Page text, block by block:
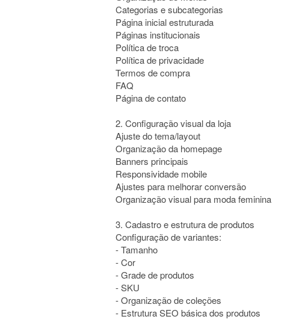
Categorias e subcategorias
Página inicial estruturada
Páginas institucionais
Política de troca
Política de privacidade
Termos de compra
FAQ
Página de contato
2. Configuração visual da loja
Ajuste do tema/layout
Organização da homepage
Banners principais
Responsividade mobile
Ajustes para melhorar conversão
Organização visual para moda feminina
3. Cadastro e estrutura de produtos
Configuração de variantes:
- Tamanho
- Cor
- Grade de produtos
- SKU
- Organização de coleções
- Estrutura SEO básica dos produtos